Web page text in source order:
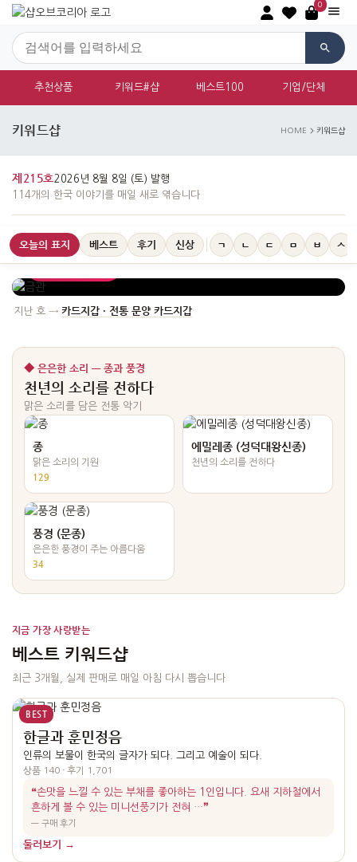
0
추천상품 키워드#샵 베스트100 기업/단체
키워드샵 HOME 키워드샵
제215호2026년 8월 8일 (토) 발행
114개의 한국 이야기를 매일 새로 엮습니다
오늘의 표지 베스트 후기 신상 ㄱ ㄴ ㄷ ㅁ ㅂ ㅅ
오늘의 표지 · 신라 권력의 상징
금관
1천년이 훌쩍 넘은 신라의 금관이 대한민국의 보물이 되다
화려하면서도 정교한 세공 기술이 돋보이는 최고급 선물입니…
이야기 읽기 →
지난 호 → 카드지갑 · 전통 문양 카드지갑
◆ 은은한 소리 — 종과 풍경
천년의 소리를 전하다
맑은 소리를 담은 전통 악기
종
맑은 소리의 기원
129
에밀레종 (성덕대왕신종)
천년의 소리를 전하다
풍경 (문종)
은은한 풍경이 주는 아름다움
34
지금 가장 사랑받는
베스트 키워드샵
최근 3개월, 실제 판매로 매일 아침 다시 뽑습니다
BEST
한글과 훈민정음
인류의 보물이 한국의 글자가 되다. 그리고 예술이 되다.
상품 140 · 후기 1,701
❝손맛을 느낄 수 있는 부채를 좋아하는 1인입니다. 요새 지하철에서
흔하게 볼 수 있는 미니선풍기가 전혀 …❞
― 구매 후기
둘러보기 →